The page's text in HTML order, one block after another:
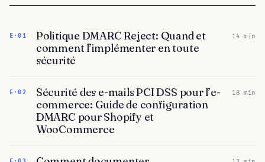
E·01
Politique DMARC Reject: Quand et
comment l’implémenter en toute
sécurité
14 mín
E·02
Sécurité des e-mails PCI DSS pour l’e-
commerce: Guide de configuration
DMARC pour Shopify et
WooCommerce
18 mín